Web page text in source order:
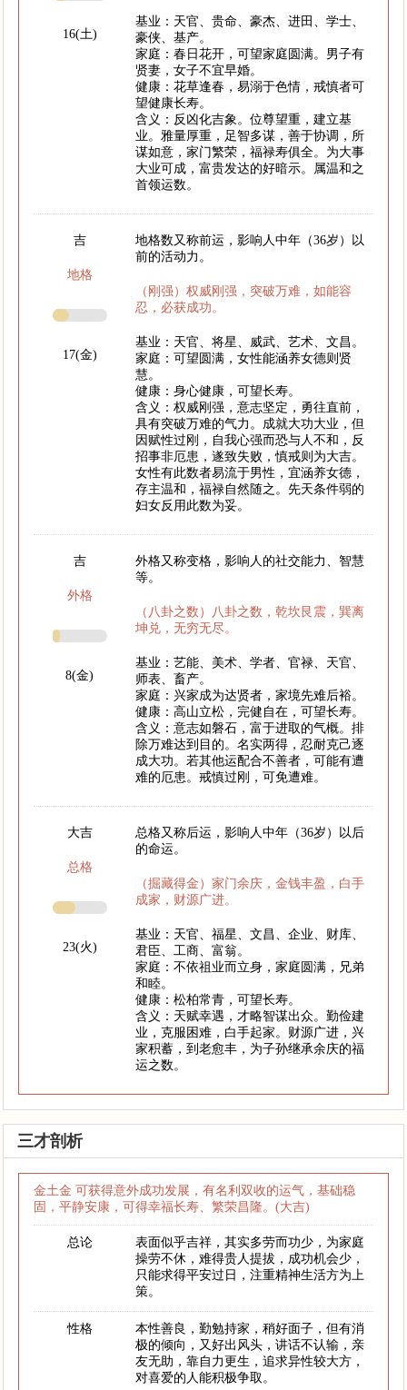
16(土)
基业：天官、贵命、豪杰、进田、学士、
豪侠、基产。
家庭：春日花开，可望家庭圆满。男子有
贤妻，女子不宜早婚。
健康：花草逢春，易溺于色情，戒慎者可
望健康长寿。
含义：反凶化吉象。位尊望重，建立基
业。雅量厚重，足智多谋，善于协调，所
谋如意，家门繁荣，福禄寿俱全。为大事
大业可成，富贵发达的好暗示。属温和之
首领运数。
吉
地格
17(金)
地格数又称前运，影响人中年（36岁）以
前的活动力。
（刚强）权威刚强，突破万难，如能容
忍，必获成功。
基业：天官、将星、威武、艺术、文昌。
家庭：可望圆满，女性能涵养女德则贤
慧。
健康：身心健康，可望长寿。
含义：权威刚强，意志坚定，勇往直前，
具有突破万难的气力。成就大功大业，但
因赋性过刚，自我心强而恐与人不和，反
招事非厄患，遂致失败，慎戒则为大吉。
女性有此数者易流于男性，宜涵养女德，
存主温和，福禄自然随之。先天条件弱的
妇女反用此数为妥。
吉
外格
8(金)
外格又称变格，影响人的社交能力、智慧
等。
（八卦之数）八卦之数，乾坎艮震，巽离
坤兑，无穷无尽。
基业：艺能、美术、学者、官禄、天官、
师表、畜产。
家庭：兴家成为达贤者，家境先难后裕。
健康：高山立松，完健自在，可望长寿。
含义：意志如磐石，富于进取的气概。排
除万难达到目的。名实两得，忍耐克己逐
成大功。若其他运配合不善者，可能有遭
难的厄患。戒慎过刚，可免遭难。
大吉
总格
23(火)
总格又称后运，影响人中年（36岁）以后
的命运。
（掘藏得金）家门余庆，金钱丰盈，白手
成家，财源广进。
基业：天官、福星、文昌、企业、财库、
君臣、工商、富翁。
家庭：不依祖业而立身，家庭圆满，兄弟
和睦。
健康：松柏常青，可望长寿。
含义：天赋幸遇，才略智谋出众。勤俭建
业，克服困难，白手起家。财源广进，兴
家积蓄，到老愈丰，为子孙继承余庆的福
运之数。
三才剖析
金土金 可获得意外成功发展，有名利双收的运气，基础稳
固，平静安康，可得幸福长寿、繁荣昌隆。(大吉)
总论
表面似乎吉祥，其实多劳而功少，为家庭
操劳不休，难得贵人提拔，成功机会少，
只能求得平安过日，注重精神生活方为上
策。
性格
本性善良，勤勉持家，稍好面子，但有消
极的倾向，又好出风头，讲话不认输，亲
友无助，靠自力更生，追求异性较大方，
对喜爱的人能积极争取。